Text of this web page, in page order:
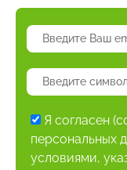
Я согласен
персональных
условиями,